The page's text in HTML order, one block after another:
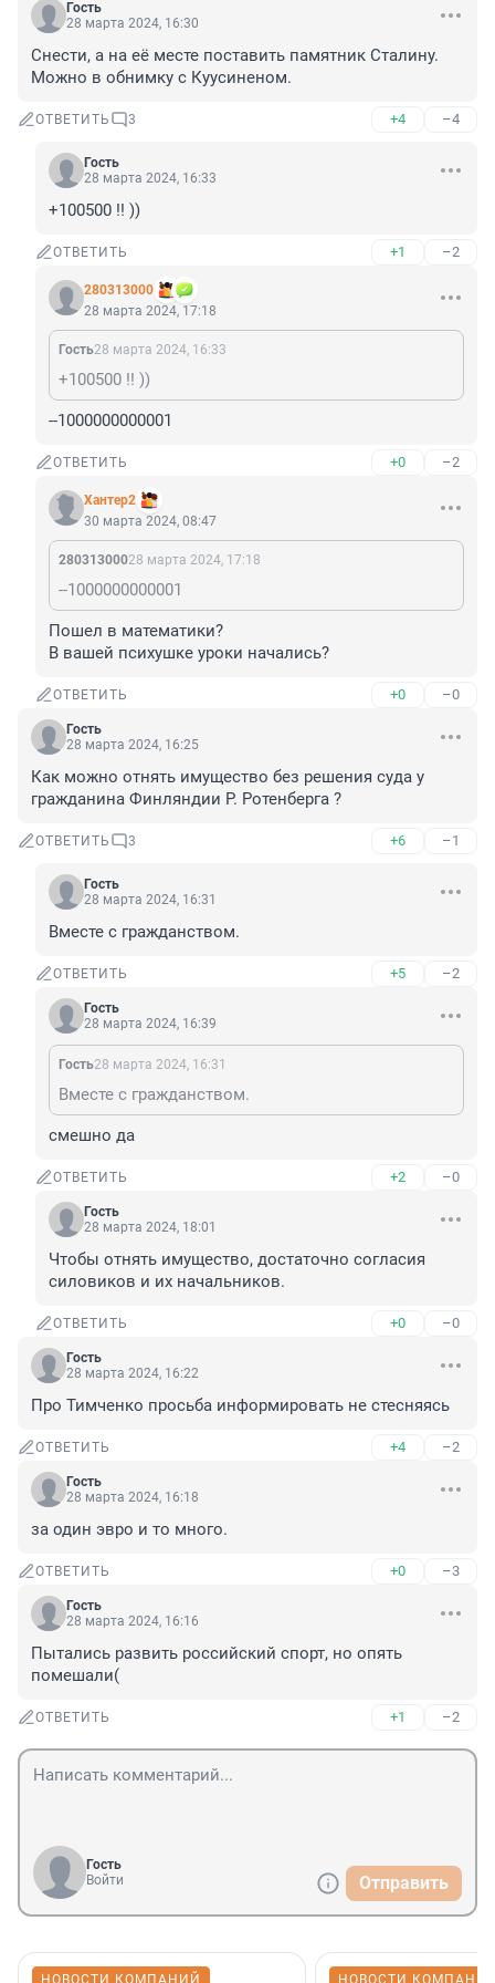
Гость
28 марта 2024, 16:30
Снести, а на её месте поставить памятник Сталину.
Можно в обнимку с Куусиненом.
ОТВЕТИТЬ 3 +4 –4
Гость
28 марта 2024, 16:33
+100500 !! ))
ОТВЕТИТЬ +1 –2
280313000
28 марта 2024, 17:18
Гость28 марта 2024, 16:33
+100500 !! ))
--1000000000001
ОТВЕТИТЬ +0 –2
Хантер2
30 марта 2024, 08:47
28031300028 марта 2024, 17:18
--1000000000001
Пошел в математики?
В вашей психушке уроки начались?
ОТВЕТИТЬ +0 –0
Гость
28 марта 2024, 16:25
Как можно отнять имущество без решения суда у
гражданина Финляндии Р. Ротенберга ?
ОТВЕТИТЬ 3 +6 –1
Гость
28 марта 2024, 16:31
Вместе с гражданством.
ОТВЕТИТЬ +5 –2
Гость
28 марта 2024, 16:39
Гость28 марта 2024, 16:31
Вместе с гражданством.
смешно да
ОТВЕТИТЬ +2 –0
Гость
28 марта 2024, 18:01
Чтобы отнять имущество, достаточно согласия
силовиков и их начальников.
ОТВЕТИТЬ +0 –0
Гость
28 марта 2024, 16:22
Про Тимченко просьба информировать не стесняясь
ОТВЕТИТЬ +4 –2
Гость
28 марта 2024, 16:18
за один эвро и то много.
ОТВЕТИТЬ +0 –3
Гость
28 марта 2024, 16:16
Пытались развить российский спорт, но опять
помешали(
ОТВЕТИТЬ +1 –2
Гость
Войти
Отправить
НОВОСТИ КОМПАНИЙ НОВОСТИ